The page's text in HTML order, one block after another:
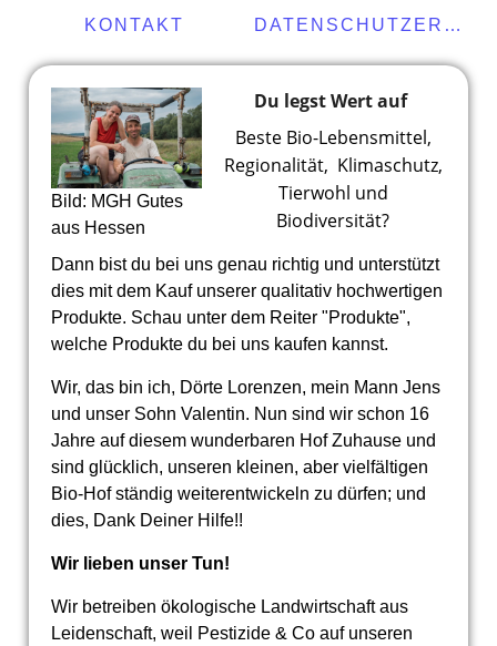
KONTAKT
DATENSCHUTZERKLÄRUNG UND IMPRESSUM
Bild: MGH Gutes
aus Hessen
Du legst Wert auf
Beste Bio-Lebensmittel,
Regionalität, Klimaschutz,
Tierwohl und
Biodiversität?
Dann bist du bei uns genau richtig und unterstützt
dies mit dem Kauf unserer qualitativ hochwertigen
Produkte. Schau unter dem Reiter "Produkte",
welche Produkte du bei uns kaufen kannst.
Wir, das bin ich, Dörte Lorenzen, mein Mann Jens
und unser Sohn Valentin. Nun sind wir schon 16
Jahre auf diesem wunderbaren Hof Zuhause und
sind glücklich, unseren kleinen, aber vielfältigen
Bio-Hof ständig weiterentwickeln zu dürfen; und
dies, Dank Deiner Hilfe!!
Wir lieben unser Tun!
Wir betreiben ökologische Landwirtschaft aus
Leidenschaft, weil Pestizide & Co auf unseren